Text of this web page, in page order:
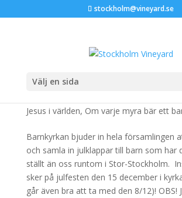
stockholm@vineyard.se
Välj en sida
Julklappsinsamling
Jesus i världen, Om varje myra bär ett
Barnkyrkan bjuder in hela församlingen
och samla in julklappar till barn som har
ställt än oss runtom i Stor-Stockholm.
sker på julfesten den 15 december i
går även bra att ta med den 8/12)! OBS!